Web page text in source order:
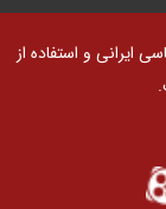
ایرانی و استفاده از